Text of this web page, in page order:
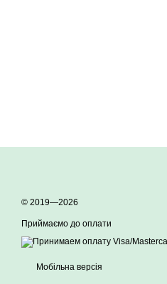
© 2019—2026
Приймаємо до оплати
Мобільна версія